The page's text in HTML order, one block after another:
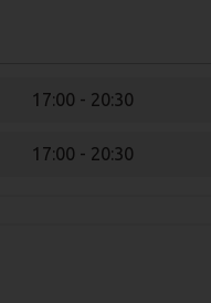
17:00 - 20:30
17:00 - 20:30